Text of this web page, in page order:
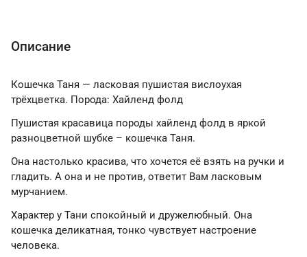
Описание
Кошечка Таня — ласковая пушистая вислоухая
трёхцветка. Порода: Хайленд фолд
Пушистая красавица породы хайленд фолд в яркой
разноцветной шубке – кошечка Таня.
Она настолько красива, что хочется её взять на ручки и
гладить. А она и не против, ответит Вам ласковым
мурчанием.
Характер у Тани спокойный и дружелюбный. Она
кошечка деликатная, тонко чувствует настроение
человека.